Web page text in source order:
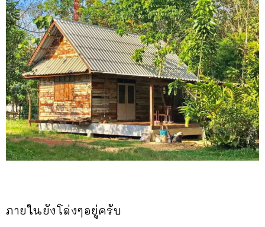
ภายในยังโล่งๆอยู่ครับ